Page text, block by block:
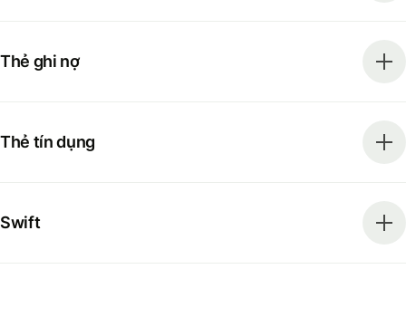
Thẻ ghi nợ
Thẻ tín dụng
Swift